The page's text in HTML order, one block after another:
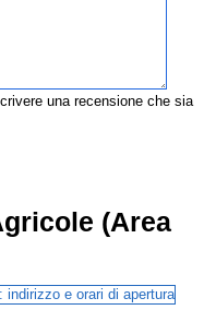
una recensione che sia
(Area